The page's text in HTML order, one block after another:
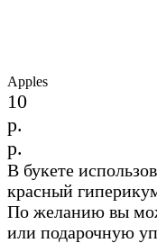
Apples
10
р.
р.
В букете
красный
По желанию вы
или подарочную